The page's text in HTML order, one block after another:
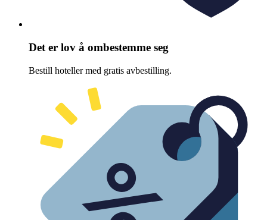
Det er lov å ombestemme seg
Bestill hoteller med gratis avbestilling.